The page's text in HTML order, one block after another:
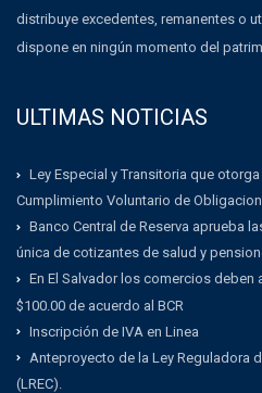
distribuye excedentes, remanentes o
dispone en ningún momento del
ULTIMAS NOTICIAS
Ley Especial y Transitoria que
Cumplimiento Voluntario de
Banco Central de Reserva aprueba
única de cotizantes de salud y
En El Salvador los comercios deben
$100.00 de acuerdo al BCR
Inscripción de IVA en Linea
Anteproyecto de la Ley Reguladora
(LREC).